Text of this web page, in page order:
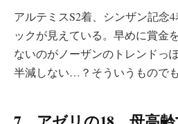
アルテミスS2着、シンザン記念
ックが見えている。早めに賞金
ないのがノーザンのトレンドっ
半減しない…？そういうものでも